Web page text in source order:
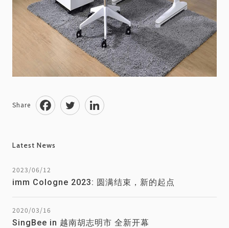
Share
Latest News
2023/06/12
imm Cologne 2023: 圆满结束，新的起点
2020/03/16
SingBee in 越南胡志明市 全新开幕